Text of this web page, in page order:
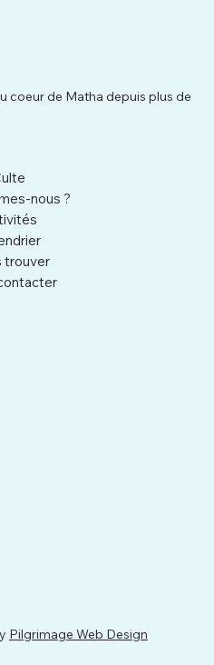
coeur de Matha depuis plus de
nous ?
trouver
Pilgrimage Web Design